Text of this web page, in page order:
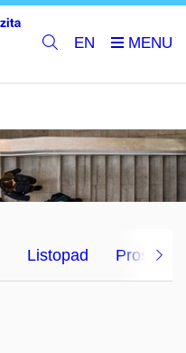
EN
Listopad Prosinec